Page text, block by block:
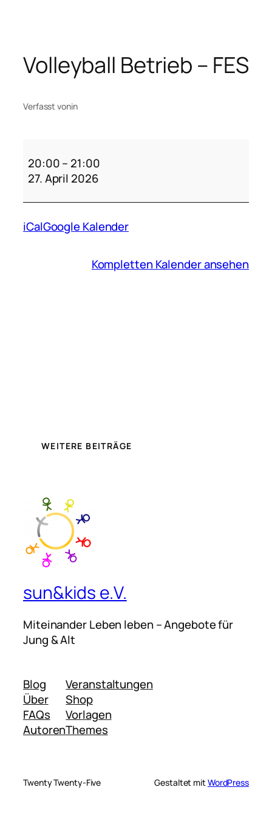
springen
Volleyball Betrieb – FES
Verfasst vonin
Betrieb
20:00– 21:00
27. April 2026
iCalGoogle Kalender
Kompletten Kalender ansehen
WEITERE BEITRÄGE
sun&kids e.V.
Miteinander Leben leben – Angebote für
Jung & Alt
Blog
Über
FAQs
Autoren
Veranstaltungen
Shop
Vorlagen
Themes
Twenty Twenty-Five Gestaltet mitWordPress